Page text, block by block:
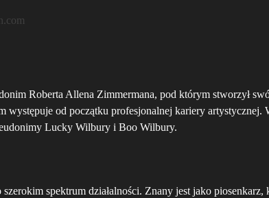
Roberta Allena Zimmermana, pod którym stworzył
występuje od początku profesjonalnej kariery artystycznej.
Lucky Wilbury i Boo Wilbury.
spektrum działalności. Znany jest jako piosenkarz,